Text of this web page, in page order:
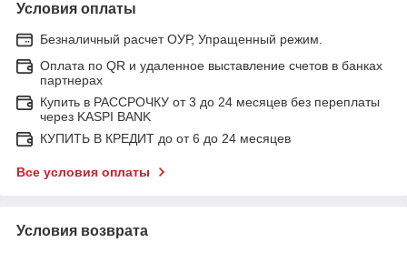
Условия оплаты
Безналичный расчет ОУР, Упращенный режим.
Оплата по QR и удаленное выставление счетов в банках
партнерах
Купить в РАССРОЧКУ от 3 до 24 месяцев без переплаты
через KASPI BANK
КУПИТЬ В КРЕДИТ до от 6 до 24 месяцев
Все условия оплаты
Условия возврата